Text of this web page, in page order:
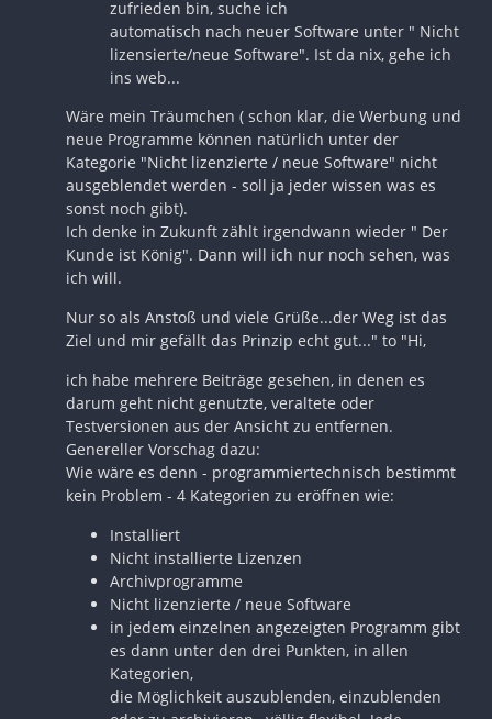
zufrieden bin, suche ich
automatisch nach neuer Software unter " Nicht
lizensierte/neue Software". Ist da nix, gehe ich
ins web...
Wäre mein Träumchen ( schon klar, die Werbung und
neue Programme können natürlich unter der
Kategorie "Nicht lizenzierte / neue Software" nicht
ausgeblendet werden - soll ja jeder wissen was es
sonst noch gibt).
Ich denke in Zukunft zählt irgendwann wieder " Der
Kunde ist König". Dann will ich nur noch sehen, was
ich will.
Nur so als Anstoß und viele Grüße...der Weg ist das
Ziel und mir gefällt das Prinzip echt gut..." to "Hi,
ich habe mehrere Beiträge gesehen, in denen es
darum geht nicht genutzte, veraltete oder
Testversionen aus der Ansicht zu entfernen.
Genereller Vorschag dazu:
Wie wäre es denn - programmiertechnisch bestimmt
kein Problem - 4 Kategorien zu eröffnen wie:
Installiert
Nicht installierte Lizenzen
Archivprogramme
Nicht lizenzierte / neue Software
in jedem einzelnen angezeigten Programm gibt
es dann unter den drei Punkten, in allen
Kategorien,
die Möglichkeit auszublenden, einzublenden